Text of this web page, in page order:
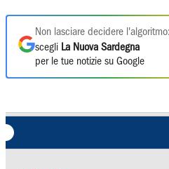
Non lasciare decidere l'algoritmo:
scegli La Nuova Sardegna
per le tue notizie su Google